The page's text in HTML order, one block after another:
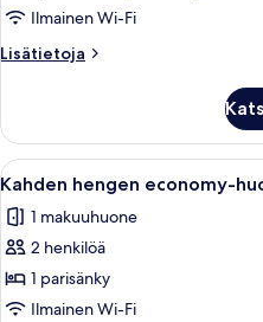
(kaksi
sänkyä),
tupakointi
(Deluxe,
with
Lounge
Access)
kuvat
Ilmainen Wi-Fi
Lisätietoja
Lisätietoja
executive-
huone
(kaksi
tupakointi
kielletty
with
Lounge
Avaa
kaikki
huonetyypin
Kahden
hengen
economy-
1
Kahden hengen economy-
1 makuuhuone
2 henkilöä
1 parisänky
Ilmainen Wi-Fi